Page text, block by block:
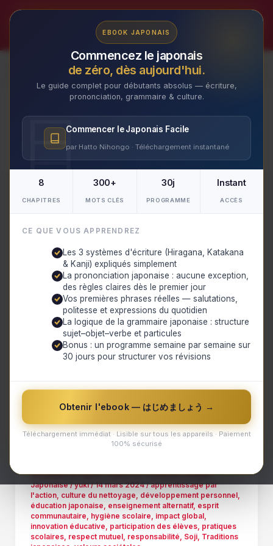
EBOOK JAPONAIS
Commencez le japonais
de zéro, dès aujourd'hui.
Le guide complet pour débutants absolus — écriture,
prononciation, grammaire & culture.
Commencer le Japonais Facile
par Hatto Nihongo · Téléchargement instantané
8
CHAPITRES
300+
MOTS CLÉS
30j
PROGRAMME
Instant
ACCÈS
CE QUE VOUS APPRENDREZ
Les 3 systèmes d'écriture (Hiragana, Katakana
& Kanji) expliqués simplement
La prononciation japonaise : aucune exception,
des règles claires dès le premier jour
Vos premières phrases réelles — salutations,
politesse et expressions du quotidien
La logique de la grammaire japonaise : structure
sujet–objet–verbe et particules
Bonus : un programme semaine par semaine sur
30 jours pour structurer vos révisions
Obtenir l'ebook — はじめましょう →
Téléchargement immédiat · Lisible sur tous les appareils · Paiement
100% sécurisé
Aller
au
responsabilité
Japonaise
Apprendre le respect et la
responsabilité à travers le nettoyage –
Le message des écoles japonaises au
Actualités du Japon,Culture et Traditions,Langue
Japonaise/yuki/14 mars 2024/apprentissage par
l'action, culture du nettoyage, développement personnel ,
éducation japonaise, enseignement alternatif, esprit
communautaire, hygiène scolaire, impact global ,
innovation éducative, participation des élèves, pratiques
scolaires, respect mutuel , responsabilité, Soji, Traditions